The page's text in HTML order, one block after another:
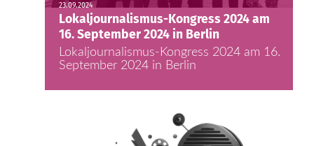
23.09.2024
Lokaljournalismus-Kongress 2024 am
16. September 2024 in Berlin
Lokaljournalismus-Kongress 2024 am 16.
September 2024 in Berlin